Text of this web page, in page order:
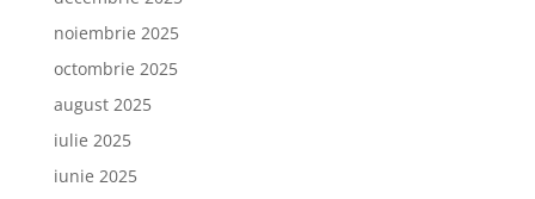
noiembrie 2025
octombrie 2025
august 2025
iulie 2025
iunie 2025